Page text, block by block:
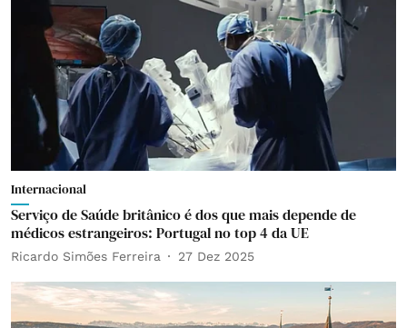
Internacional
Serviço de Saúde britânico é dos que mais depende de
médicos estrangeiros: Portugal no top 4 da UE
Ricardo Simões Ferreira 27 Dez 2025